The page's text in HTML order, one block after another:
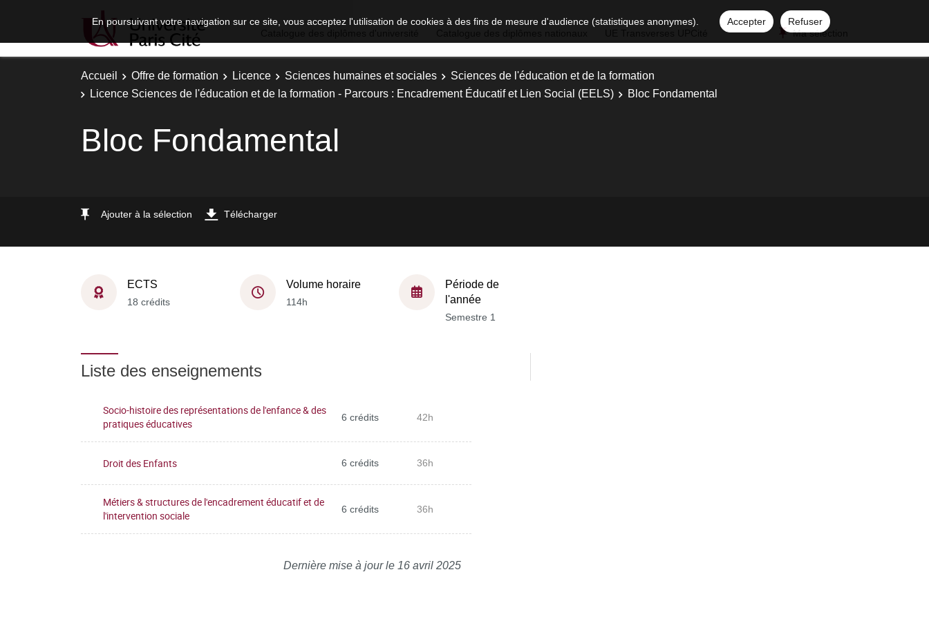
En poursuivant votre navigation sur ce site, vous acceptez l'utilisation de cookies à des fins de mesure d'audience (statistiques anonymes). Accepter
Refuser
Ma sélection
Accueil Offre de formation Licence Sciences humaines et sociales
Sciences de l'éducation et de la formation
Licence Sciences de l'éducation et de la formation - Parcours : Encadrement Éducatif et Lien Social (EELS)
Bloc Fondamental
Bloc Fondamental
Ajouter à la sélection Télécharger
ECTS
18 crédits
Volume horaire
114h
Période de
l'année
Semestre 1
Liste des enseignements
Socio-histoire des représentations de l'enfance & des
pratiques éducatives
6 crédits 42h
Droit des Enfants 6 crédits 36h
Métiers & structures de l'encadrement éducatif et de
l'intervention sociale
6 crédits 36h
Dernière mise à jour le 16 avril 2025